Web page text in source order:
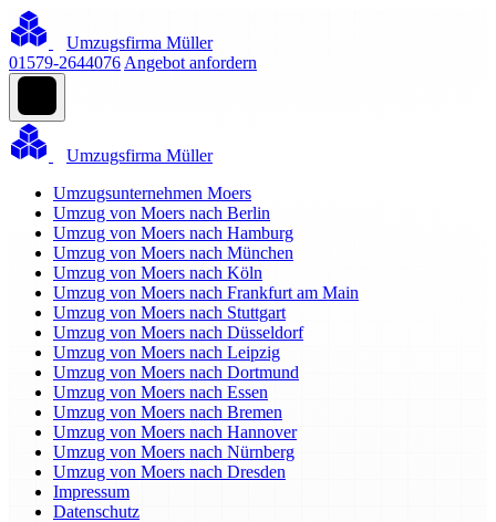
Umzugsfirma Müller
01579-2644076 Angebot anfordern
Umzugsfirma Müller
Umzugsunternehmen Moers
Umzug von Moers nach Berlin
Umzug von Moers nach Hamburg
Umzug von Moers nach München
Umzug von Moers nach Köln
Umzug von Moers nach Frankfurt am Main
Umzug von Moers nach Stuttgart
Umzug von Moers nach Düsseldorf
Umzug von Moers nach Leipzig
Umzug von Moers nach Dortmund
Umzug von Moers nach Essen
Umzug von Moers nach Bremen
Umzug von Moers nach Hannover
Umzug von Moers nach Nürnberg
Umzug von Moers nach Dresden
Impressum
Datenschutz